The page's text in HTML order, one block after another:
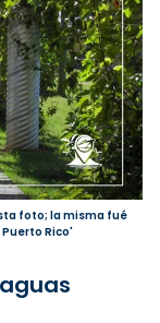
foto; la misma fué
Rico'